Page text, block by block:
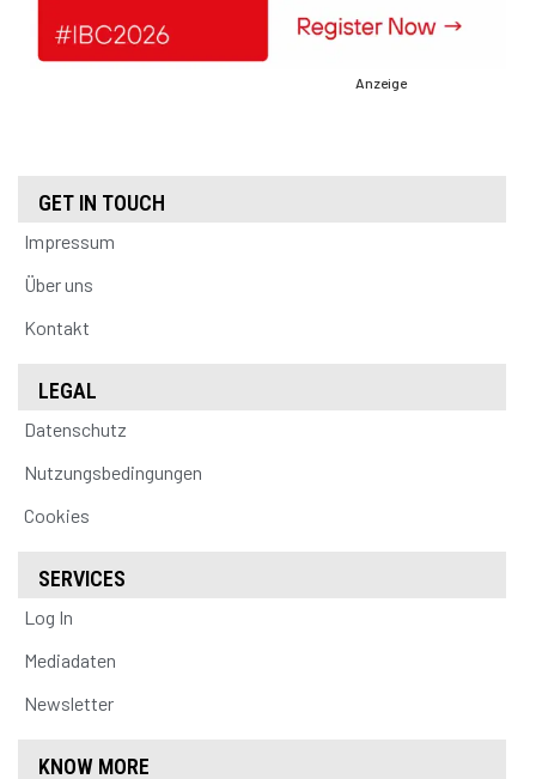
Anzeige
GET IN TOUCH
Impressum
Über uns
Kontakt
LEGAL
Datenschutz
Nutzungsbedingungen
Cookies
SERVICES
Log In
Mediadaten
Newsletter
KNOW MORE